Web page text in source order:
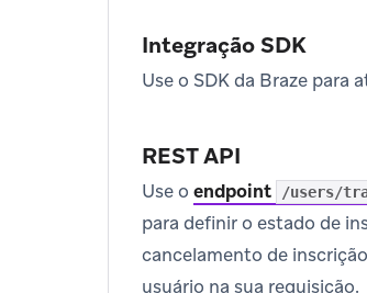
Integração SDK
Use o SDK da Braze para
REST API
Use o endpoint /users/
para definir o estado de
cancelamento de
usuário na sua requisição.